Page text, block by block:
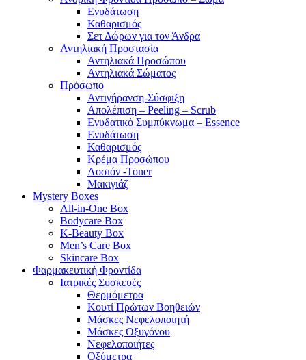
Ενυδάτωση
Καθαρισμός
Σετ Δώρων για τον Άνδρα
Αντηλιακή Προστασία
Αντηλιακά Προσώπου
Αντηλιακά Σώματος
Πρόσωπο
Αντιγήρανση-Σύσφιξη
Απολέπιση – Peeling – Scrub
Ενυδατικό Συμπύκνωμα – Essence
Ενυδάτωση
Καθαρισμός
Κρέμα Προσώπου
Λοσιόν -Toner
Μακιγιάζ
Mystery Boxes
All-in-One Box
Bodycare Box
K-Beauty Box
Men’s Care Box
Skincare Box
Φαρμακευτική Φροντίδα
Ιατρικές Συσκευές
Θερμόμετρα
Κουτί Πρώτων Βοηθειών
Μάσκες Νεφελοποιητή
Μάσκες Οξυγόνου
Νεφελοποιήτες
Οξύμετρα